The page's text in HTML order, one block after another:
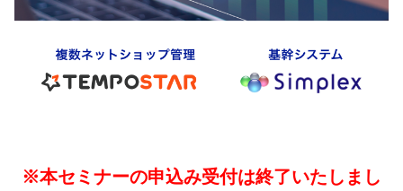
30日間無料お試し
※本セミナーの申込み受付は終了いたしまし